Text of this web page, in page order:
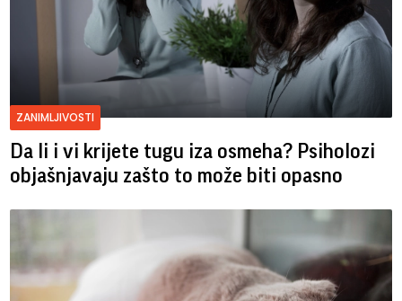
ZANIMLJIVOSTI
Da li i vi krijete tugu iza osmeha? Psiholozi
objašnjavaju zašto to može biti opasno